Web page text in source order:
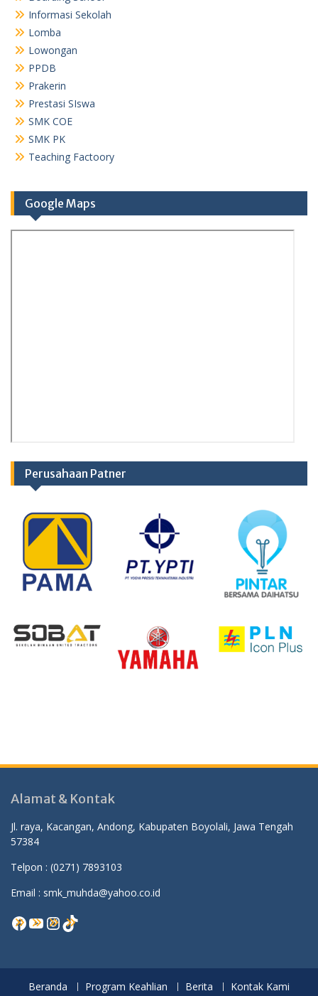
Informasi Sekolah
Lomba
Lowongan
PPDB
Prakerin
Prestasi SIswa
SMK COE
SMK PK
Teaching Factoory
Google Maps
Perusahaan Patner
Alamat & Kontak
Jl. raya, Kacangan, Andong, Kabupaten Boyolali, Jawa Tengah
57384
Telpon : (0271) 7893103
Email : smk_muhda@yahoo.co.id
Facebook
YouTube
Instagram
TikTok
Beranda Program Keahlian Berita Kontak Kami